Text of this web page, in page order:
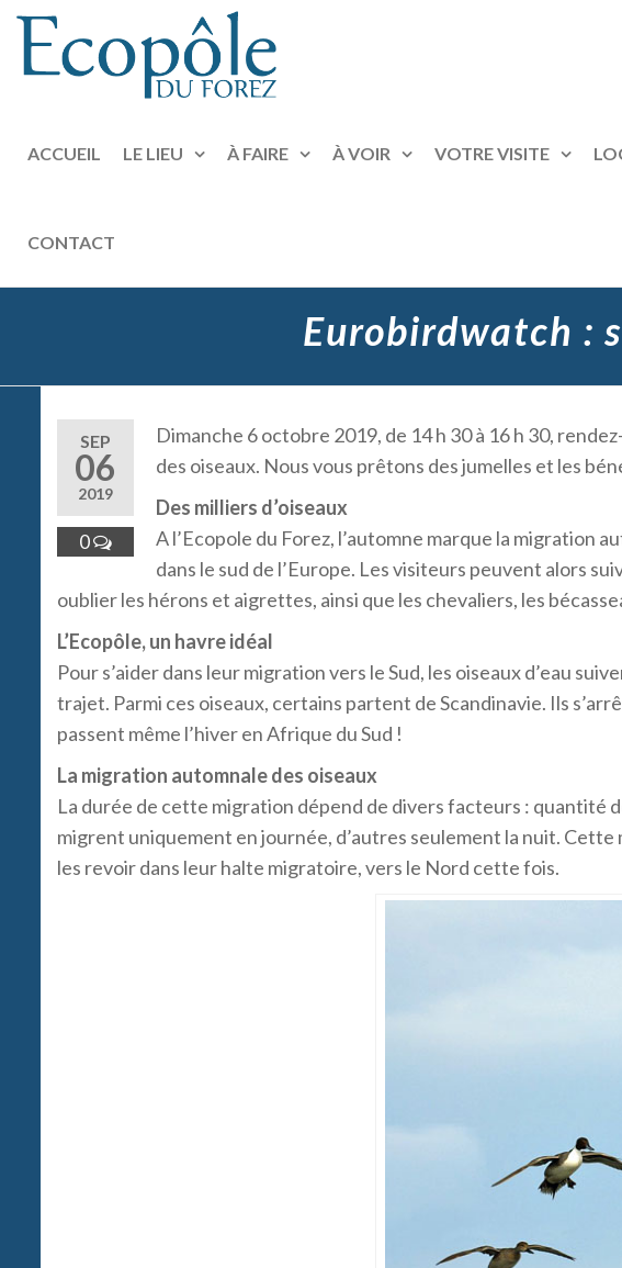
FOREZ
ACCUEIL LE LIEU À FAIRE À VOIR VOTRE VISITE
CONTACT
Eurobirdwatch :
SEP
06
2019
0
Dimanche 6 octobre 2019, de 14 h 30 à 16 h 30,
des oiseaux. Nous vous prêtons des jumelles et les
Des milliers d’oiseaux
A l’Ecopole du Forez, l’automne marque la migration
dans le sud de l’Europe. Les visiteurs peuvent alors
oublier les hérons et aigrettes, ainsi que les chevaliers, les
L’Ecopôle, un havre idéal
Pour s’aider dans leur migration vers le Sud, les oiseaux d’eau
trajet. Parmi ces oiseaux, certains partent de Scandinavie. Ils
passent même l’hiver en Afrique du Sud !
La migration automnale des oiseaux
La durée de cette migration dépend de divers facteurs : quantité
migrent uniquement en journée, d’autres seulement la nuit.
les revoir dans leur halte migratoire, vers le Nord cette fois.